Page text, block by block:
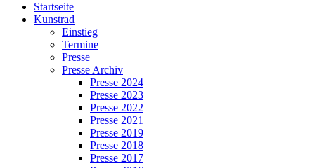
Startseite
Kunstrad
Einstieg
Termine
Presse
Presse Archiv
Presse 2024
Presse 2023
Presse 2022
Presse 2021
Presse 2019
Presse 2018
Presse 2017